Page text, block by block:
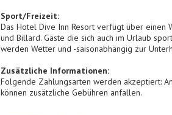
Sport/Freizeit:
Das Hotel Dive Inn Resort verfügt über einen
und Billard. Gäste die sich auch im Urlaub
werden Wetter und -saisonabhängig zur
Zusätzliche Informationen:
Folgende Zahlungsarten werden akzeptiert:
können zusätzliche Gebühren anfallen.